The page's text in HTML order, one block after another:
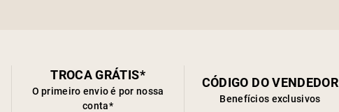
TROCA GRÁTIS*
O primeiro envio é por nossa
conta*
CÓDIGO DO VENDEDOR
Benefícios exclusivos